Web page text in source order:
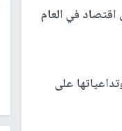
في العام
على